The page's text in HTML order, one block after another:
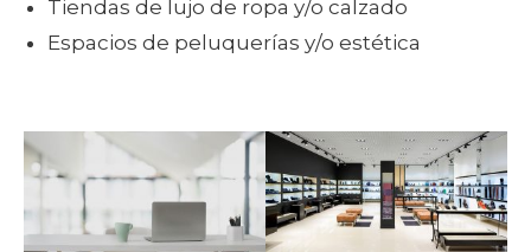
Tiendas de lujo de ropa y/o calzado
Espacios de peluquerías y/o estética